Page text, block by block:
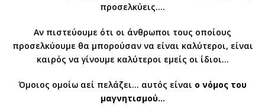
προσελκύεις….
Αν πιστεύουμε ότι οι άνθρωποι τους οποίους
προσελκύουμε θα μπορούσαν να είναι καλύτεροι, είναι
καιρός να γίνουμε καλύτεροι εμείς οι ίδιοι…
Όμοιος ομοίω αεί πελάζει… αυτός είναι ο νόμος του
μαγνητισμού…